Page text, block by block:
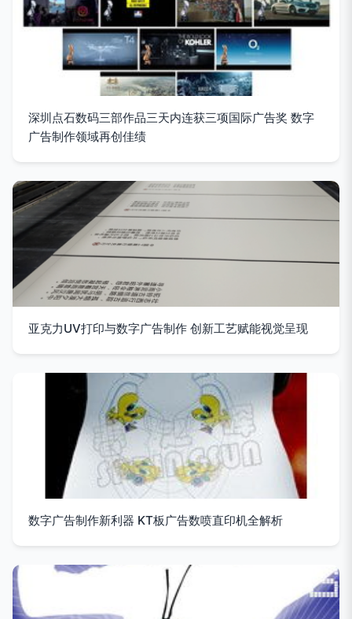
深圳点石数码三部作品三天内连获三项国际广告奖 数字
广告制作领域再创佳绩
亚克力UV打印与数字广告制作 创新工艺赋能视觉呈现
数字广告制作新利器 KT板广告数喷直印机全解析